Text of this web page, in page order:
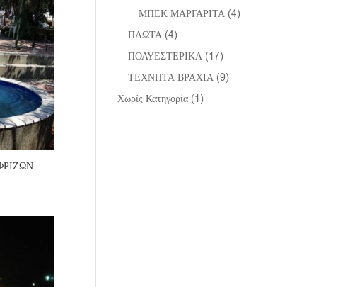
ΜΠΕΚ ΜΑΡΓΑΡΙΤΑ (4)
ΠΛΩΤΑ (4)
ΠΟΛΥΕΣΤΕΡΙΚΑ (17)
ΤΕΧΝΗΤΑ ΒΡΑΧΙΑ (9)
Χωρίς Κατηγορία (1)